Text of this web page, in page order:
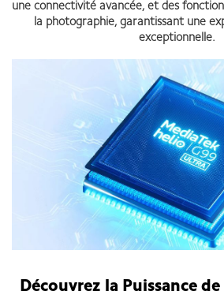
une connectivité avancée, et des
la photographie, garantissant une
exceptionnelle.
Découvrez la Puissance